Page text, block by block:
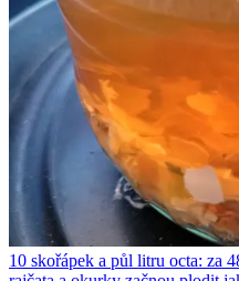
10 skořápek a půl litru octa: za